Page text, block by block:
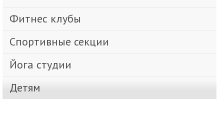
Фитнес клубы
Спортивные секции
Йога студии
Детям